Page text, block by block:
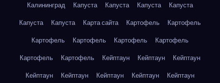
Калининград
Капуста Капуста Капуста
Капуста
Капуста
Капуста Карта сайта Картофель
Картофель
Картофель
Картофель Картофель
Картофель
Картофель
Картофель Кейптаун Кейптаун
Кейптаун
Кейптаун
Кейптаун Кейптаун Кейптаун
Кейптаун